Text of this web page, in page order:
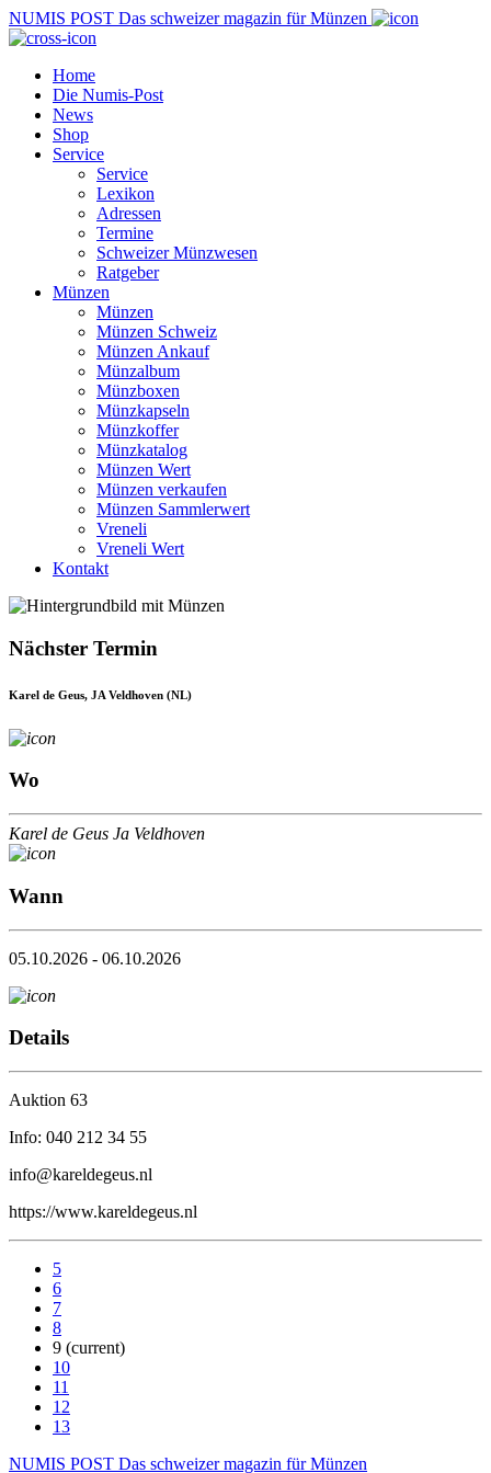
NUMIS POST Das schweizer magazin für Münzen
Home
Die Numis-Post
News
Shop
Service
Service
Lexikon
Adressen
Termine
Schweizer Münzwesen
Ratgeber
Münzen
Münzen
Münzen Schweiz
Münzen Ankauf
Münzalbum
Münzboxen
Münzkapseln
Münzkoffer
Münzkatalog
Münzen Wert
Münzen verkaufen
Münzen Sammlerwert
Vreneli
Vreneli Wert
Kontakt
Nächster Termin
Karel de Geus, JA Veldhoven (NL)
Wo
Karel de Geus Ja Veldhoven
Wann
05.10.2026 - 06.10.2026
Details
Auktion 63
Info: 040 212 34 55
info@kareldegeus.nl
https://www.kareldegeus.nl
5
6
7
8
9 (current)
10
11
12
13
NUMIS POST Das schweizer magazin für Münzen